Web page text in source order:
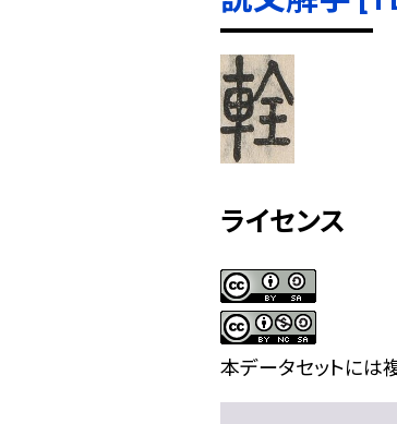
ライセンス
本データセットには